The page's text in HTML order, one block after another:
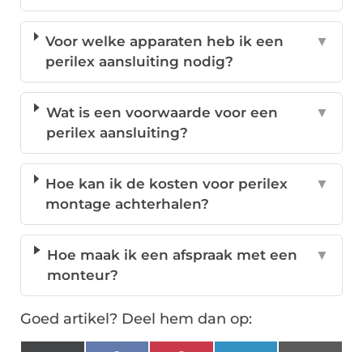
Voor welke apparaten heb ik een
perilex aansluiting nodig?
▼
Wat is een voorwaarde voor een
perilex aansluiting?
▼
Hoe kan ik de kosten voor perilex
montage achterhalen?
▼
Hoe maak ik een afspraak met een
monteur?
▼
Goed artikel? Deel hem dan op: